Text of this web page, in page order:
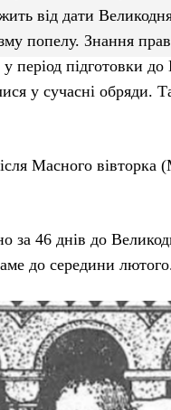
від дати
попелу. Знання
період підготовки
у сучасні обряди.
Масного вівторка
за 46 днів до
до середини